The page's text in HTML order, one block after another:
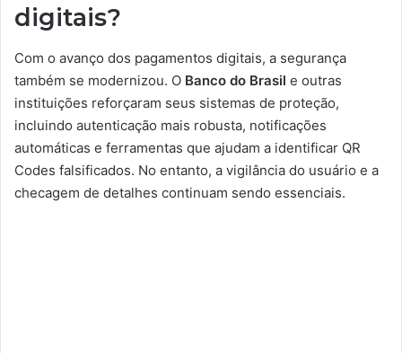
digitais?
Com o avanço dos pagamentos digitais, a segurança
também se modernizou. O Banco do Brasil e outras
instituições reforçaram seus sistemas de proteção,
incluindo autenticação mais robusta, notificações
automáticas e ferramentas que ajudam a identificar QR
Codes falsificados. No entanto, a vigilância do usuário e a
checagem de detalhes continuam sendo essenciais.